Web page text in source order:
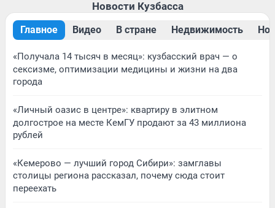
Новости Кузбасса
Главное Видео В стране Недвижимость
«Получала 14 тысяч в месяц»: кузбасский врач — о
сексизме, оптимизации медицины и жизни на два
города
«Личный оазис в центре»: квартиру в элитном
долгострое на месте КемГУ продают за 43 миллиона
рублей
«Кемерово — лучший город Сибири»: замглавы
столицы региона рассказал, почему сюда стоит
переехать